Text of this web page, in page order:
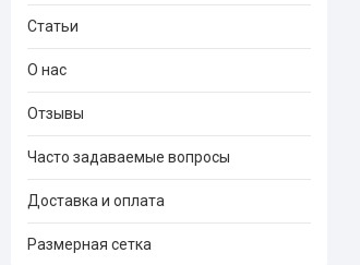
Статьи
О нас
Отзывы
Часто задаваемые вопросы
Доставка и оплата
Размерная сетка